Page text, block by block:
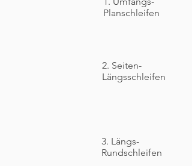
Planschleifen
2. Seiten-
Längsschleifen
3. Längs-
Rundschleifen